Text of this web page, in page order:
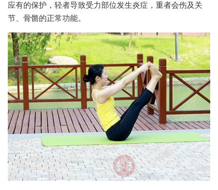
应有的保护，轻者导致受力部位发生炎症，重者会伤及关
节、骨骼的正常功能。